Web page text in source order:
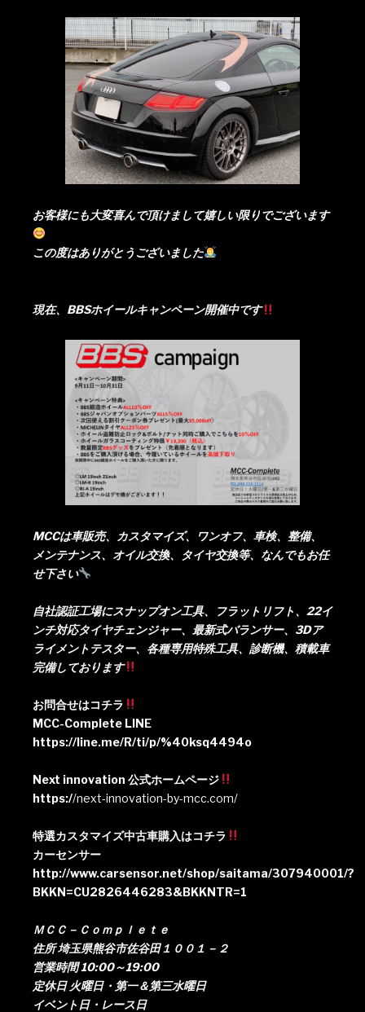
お客様にも大変喜んで頂けまして嬉しい限りでございます
この度はありがとうございました
現在、BBSホイールキャンペーン開催中です
MCCは車販売、カスタマイズ、ワンオフ、車検、整備、
メンテナンス、オイル交換、タイヤ交換等、なんでもお任
せ下さい
自社認証工場にスナップオン工具、フラットリフト、22イ
ンチ対応タイヤチェンジャー、最新式バランサー、3Dア
ライメントテスター、各種専用特殊工具、診断機、積載車
完備しております
お問合せはコチラ
MCC-Complete LINE
https://line.me/R/ti/p/%40ksq4494o
Next innovation 公式ホームページ
https://next-innovation-by-mcc.com/
特選カスタマイズ中古車購入はコチラ
カーセンサー
http://www.carsensor.net/shop/saitama/307940001/?
BKKN=CU2826446283&BKKNTR=1
ＭＣＣ－Ｃｏｍｐｌｅｔｅ
住所 埼玉県熊谷市佐谷田１００１－２
営業時間 10:00～19:00
定休日 火曜日・第一＆第三水曜日
イベント日・レース日